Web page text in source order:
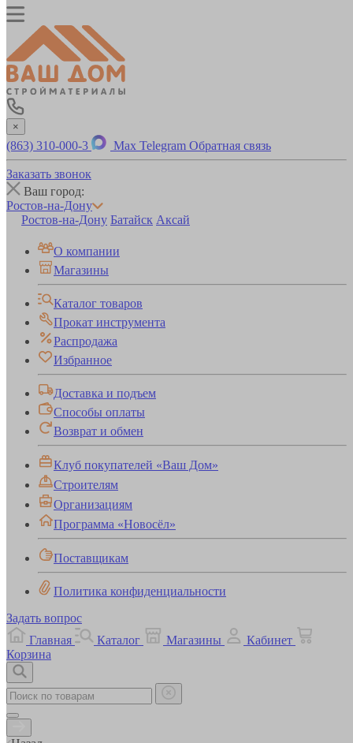
×
(863) 310-000-3 Max Telegram Обратная связь
Заказать звонок
Ваш город:
Ростов-на-Дону
Ростов-на-Дону Батайск Аксай
О компании
Магазины
Каталог товаров
Прокат инструмента
Распродажа
Избранное
Доставка и подъем
Способы оплаты
Возврат и обмен
Клуб покупателей «Ваш Дом»
Строителям
Организациям
Программа «Новосёл»
Поставщикам
Политика конфиденциальности
Задать вопрос
Главная
Каталог Магазины
Кабинет
Корзина